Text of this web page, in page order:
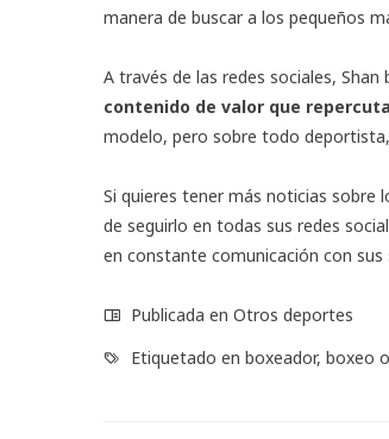
manera de buscar a los pequeños
A través de las redes sociales,
contenido de valor que
modelo, pero sobre todo
Si quieres tener más noticias sobre
de seguirlo en todas sus redes
en constante comunicación con sus
Publicada en Otros deportes
Etiquetado en boxeador, boxeo